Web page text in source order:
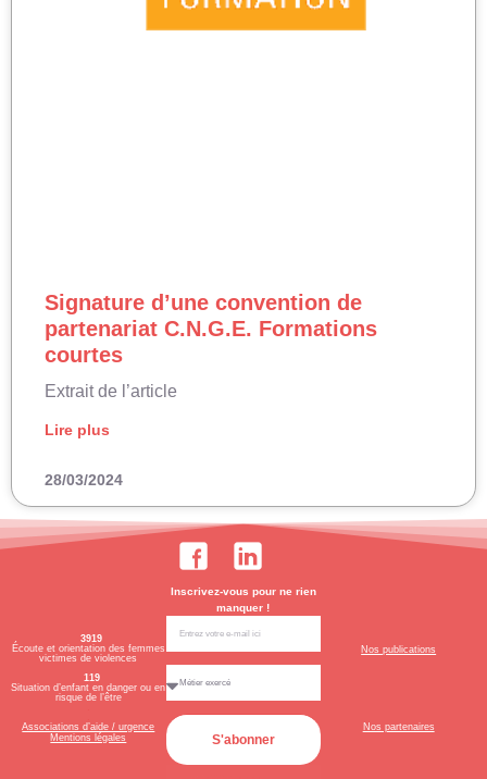
Signature d’une convention de
partenariat C.N.G.E. Formations
courtes
Extrait de l’article
Lire plus
28/03/2024
3919
Écoute et orientation des femmes
victimes de violences
119
Situation d’enfant en danger ou en
risque de l’être
Associations d’aide / urgence
Mentions légales
Inscrivez-vous pour ne rien
manquer !
S'abonner
Nos publications
Nos partenaires